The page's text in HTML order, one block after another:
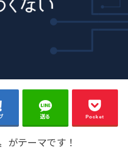
送る Pocket
がテーマです！